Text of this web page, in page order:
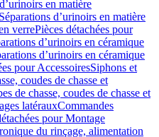
en matière
d’urinoirs en matière
verrePièces détachées pour
d’urinoirs en céramique
d’urinoirs en céramique
pour AccessoiresSiphons et
coudes de chasse et
de chasse, coudes de chasse et
latérauxCommandes
pour Montage
du rinçage, alimentation